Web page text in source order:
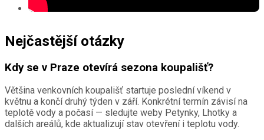
Nejčastější otázky
Kdy se v Praze otevírá sezona koupališť?
Většina venkovních koupališť startuje poslední víkend v
květnu a končí druhý týden v září. Konkrétní termín závisí na
teplotě vody a počasí — sledujte weby Petynky, Lhotky a
dalších areálů, kde aktualizují stav otevření i teplotu vody.